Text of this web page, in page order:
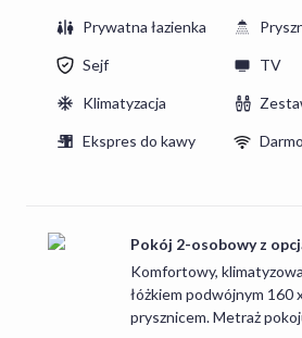
bufetu.
Prywatna łazienka
Sejf TV
Klimatyzacja
Ekspres do kawy
Pokój 2-osobowy z
Komfortowy,
łóżkiem podwójnym 160
prysznicem. Metraż